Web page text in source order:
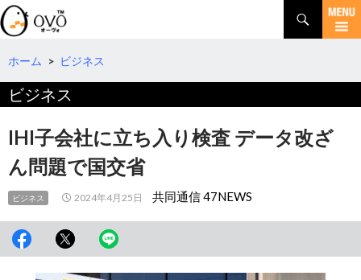
検
索
コ
テ
へ
移
動
ホーム > ビジネス
ビジネス
IHI子会社に立ち入り検査 データ改ざ
ん問題で国交省
ビジネス 2024年4月25日 共同通信 47NEWS